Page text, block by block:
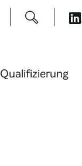
Qualifizierung